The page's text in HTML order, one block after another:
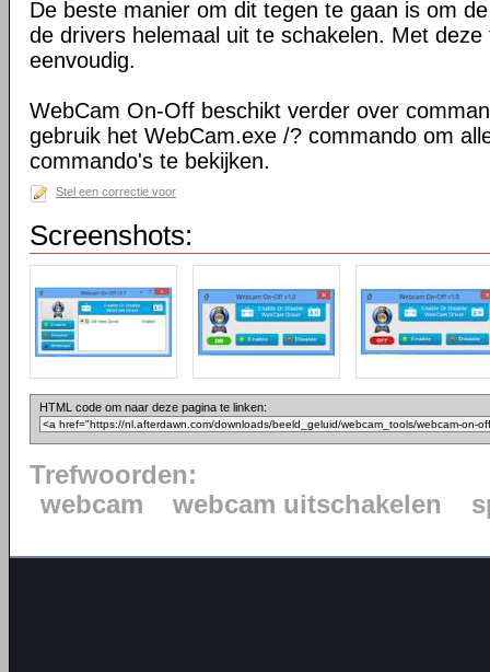
De beste manier om dit tegen te gaan is om
de drivers helemaal uit te schakelen. Met
eenvoudig.
WebCam On-Off beschikt verder over
gebruik het WebCam.exe /? commando om
commando's te bekijken.
Stel een correctie voor
Screenshots:
HTML code om naar deze pagina te linken:
Trefwoorden:
webcam
webcam uitschakelen